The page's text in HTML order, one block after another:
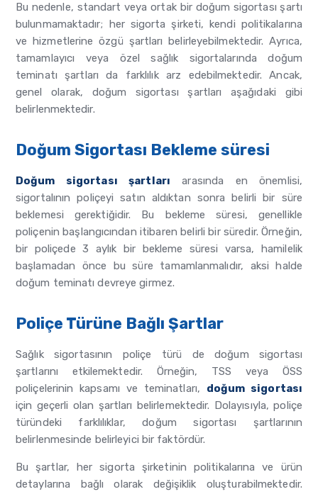
Bu nedenle, standart veya ortak bir doğum sigortası şartı
bulunmamaktadır; her sigorta şirketi, kendi politikalarına
ve hizmetlerine özgü şartları belirleyebilmektedir. Ayrıca,
tamamlayıcı veya özel sağlık sigortalarında doğum
teminatı şartları da farklılık arz edebilmektedir. Ancak,
genel olarak, doğum sigortası şartları aşağıdaki gibi
belirlenmektedir.
Doğum Sigortası Bekleme süresi
Doğum sigortası şartları arasında en önemlisi,
sigortalının poliçeyi satın aldıktan sonra belirli bir süre
beklemesi gerektiğidir. Bu bekleme süresi, genellikle
poliçenin başlangıcından itibaren belirli bir süredir. Örneğin,
bir poliçede 3 aylık bir bekleme süresi varsa, hamilelik
başlamadan önce bu süre tamamlanmalıdır, aksi halde
doğum teminatı devreye girmez.
Poliçe Türüne Bağlı Şartlar
Sağlık sigortasının poliçe türü de doğum sigortası
şartlarını etkilemektedir. Örneğin, TSS veya ÖSS
poliçelerinin kapsamı ve teminatları, doğum sigortası
için geçerli olan şartları belirlemektedir. Dolayısıyla, poliçe
türündeki farklılıklar, doğum sigortası şartlarının
belirlenmesinde belirleyici bir faktördür.
Bu şartlar, her sigorta şirketinin politikalarına ve ürün
detaylarına bağlı olarak değişiklik oluşturabilmektedir.